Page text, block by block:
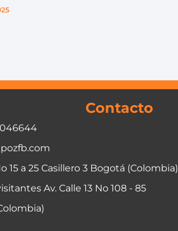
Contacto
15 a 25 Casillero 3 Bogotá (Colombia)
Av. Calle 13 No 108 - 85